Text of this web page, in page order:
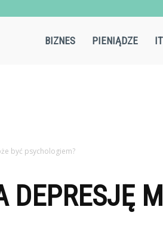
BIZNES PIENIĄDZE IT
być psychologiem?
DEPRESJĘ